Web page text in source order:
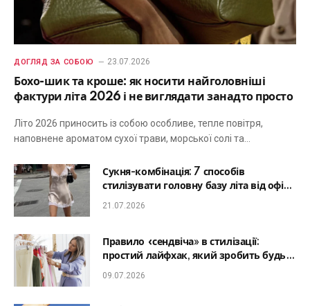
ДОГЛЯД ЗА СОБОЮ 23.07.2026
Бохо-шик та кроше: як носити найголовніші
фактури літа 2026 і не виглядати занадто просто
Літо 2026 приносить із собою особливе, тепле повітря,
наповнене ароматом сухої трави, морської солі та…
Сукня-комбінація: 7 способів
стилізувати головну базу літа від офісу
до романтичної вечері
21.07.2026
Правило «сендвіча» в стилізації:
простий лайфхак, який зробить будь-
який образ гармонійним
09.07.2026